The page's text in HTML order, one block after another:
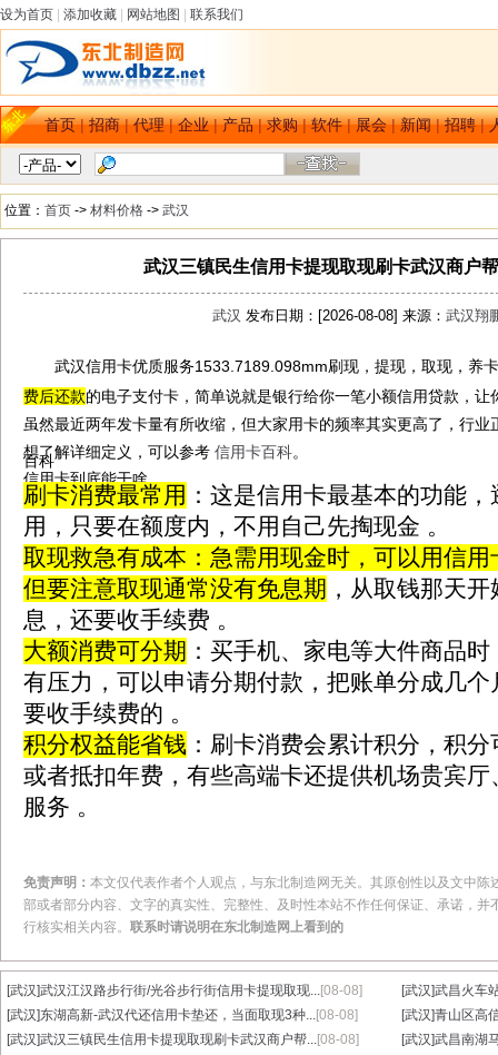
设为首页 添加收藏 网站地图 联系我们
首页|招商|代理|企业|产品|求购|软件|展会|新闻|招聘|
位置： 首页 -> 材料价格 -> 武汉
武汉三镇民生信用卡提现取现刷卡武汉商户
武汉 发布日期：[2026-08-08] 来源：武汉翔
武汉信用卡优质服务1533.7189.098mm刷现，提现，取现，养
费后还款的电子支付卡 ，简单说就是银行给你一笔小额信用贷款，
虽然最近两年发卡量有所收缩，但大家用卡的频率其实更高了，行
想了解详细定义，可以参考 信用卡百科。‌‌
百科
信用卡到底能干啥
刷卡消费最常用 ：这是信用卡最基本的功能
用，只要在额度内，不用自己先掏现金 。
取现救急有成本 ：急需用现金时，可以用信
但要注意取现通常没有免息期 ，从取钱那天
息，还要收手续费 。
大额消费可分期 ：买手机、家电等大件商品
有压力，可以申请分期付款 ，把账单分成几
要收手续费的 。
积分权益能省钱 ：刷卡消费会累计积分，积
或者抵扣年费 ，有些高端卡还提供机场贵宾厅
服务 。‌‌
免责声明： 本文仅代表作者个人观点，与东北制造网无关。其原创性以及文中
部或者部分内容、文字的真实性、完整性、及时性本站不作任何保证、承诺，
行核实相关内容。 联系时请说明在东北制造网上看到的
[武汉]武汉江汉路步行街/光谷步行街信用卡提现取现...[08-08] [武汉]武昌火车
[武汉]东湖高新-武汉代还信用卡垫还，当面取现3种...[08-08] [武汉]青山区高
[武汉]武汉三镇民生信用卡提现取现刷卡武汉商户帮...[08-08] [武汉]武昌南湖